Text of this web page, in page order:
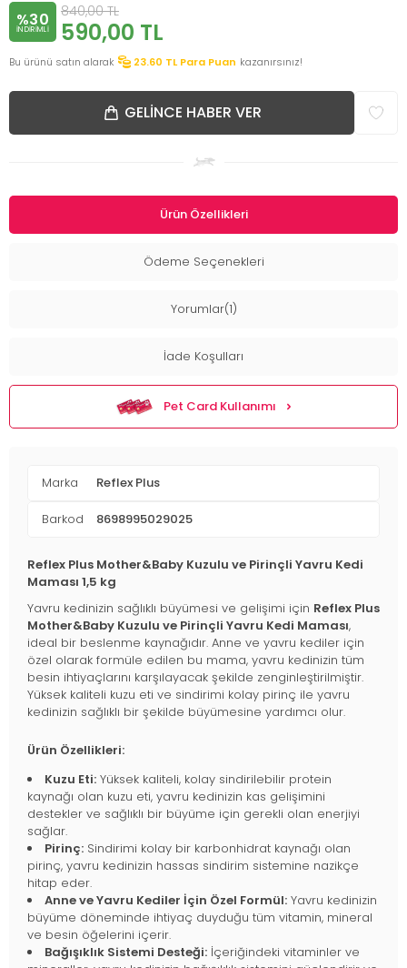
%30
INDIRIMLI
840,00TL
590,00 TL
Bu ürünü satın alarak 23.60 TL Para Puan kazanırsınız!
GELINCE HABER VER
Ürün Özellikleri
Ödeme Seçenekleri
Yorumlar(1)
İade Koşulları
Pet Card Kullanımı
Marka Reflex Plus
Barkod 8698995029025
Reflex Plus Mother&Baby Kuzulu ve Pirinçli Yavru Kedi
Maması 1,5 kg
Yavru kedinizin sağlıklı büyümesi ve gelişimi için Reflex Plus
Mother&Baby Kuzulu ve Pirinçli Yavru Kedi Maması,
ideal bir beslenme kaynağıdır. Anne ve yavru kediler için
özel olarak formüle edilen bu mama, yavru kedinizin tüm
besin ihtiyaçlarını karşılayacak şekilde zenginleştirilmiştir.
Yüksek kaliteli kuzu eti ve sindirimi kolay pirinç ile yavru
kedinizin sağlıklı bir şekilde büyümesine yardımcı olur.
Ürün Özellikleri:
Kuzu Eti: Yüksek kaliteli, kolay sindirilebilir protein
kaynağı olan kuzu eti, yavru kedinizin kas gelişimini
destekler ve sağlıklı bir büyüme için gerekli olan enerjiyi
sağlar.
Pirinç: Sindirimi kolay bir karbonhidrat kaynağı olan
pirinç, yavru kedinizin hassas sindirim sistemine nazikçe
hitap eder.
Anne ve Yavru Kediler İçin Özel Formül: Yavru kedinizin
büyüme döneminde ihtiyaç duyduğu tüm vitamin, mineral
ve besin öğelerini içerir.
Bağışıklık Sistemi Desteği: İçeriğindeki vitaminler ve